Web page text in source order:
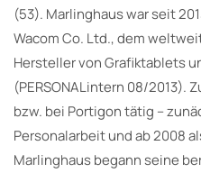
(53). Marlinghaus war seit
Wacom Co. Ltd., dem
Hersteller von Grafiktablets
(PERSONALintern 08/2013).
bzw. bei Portigon tätig –
Personalarbeit und ab 2008
Marlinghaus begann seine